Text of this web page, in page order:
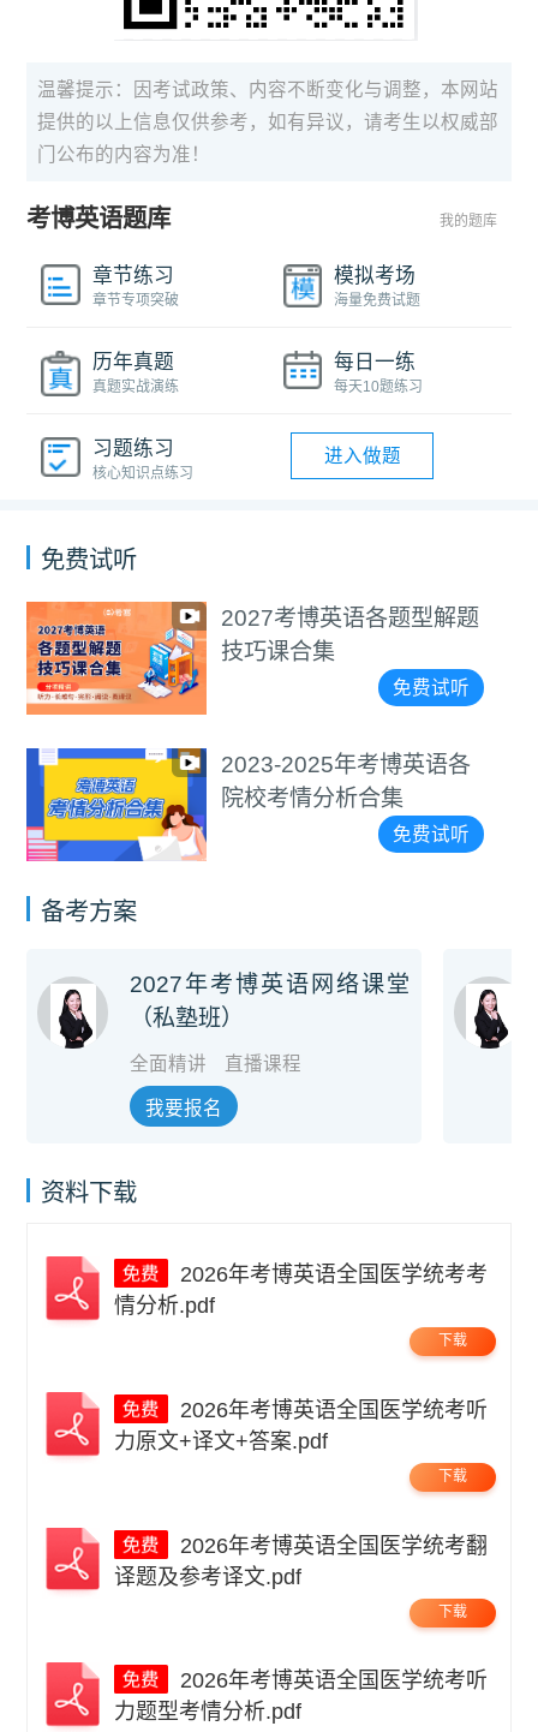
温馨提示：因考试政策、内容不断变化与调整，本网站
提供的以上信息仅供参考，如有异议，请考生以权威部
门公布的内容为准！
考博英语题库 我的题库
章节练习
章节专项突破
模拟考场
海量免费试题
历年真题
真题实战演练
每日一练
每天10题练习
习题练习
核心知识点练习
进入做题
免费试听
2027考博英语各题型解题
技巧课合集
免费试听
2023-2025年考博英语各
院校考情分析合集
免费试听
备考方案
2027年考博英语网络课堂
（私塾班）
全面精讲 直播课程
我要报名
资料下载
情分析.pdf
下载
力原文+译文+答案.pdf
下载
译题及参考译文.pdf
下载
力题型考情分析.pdf